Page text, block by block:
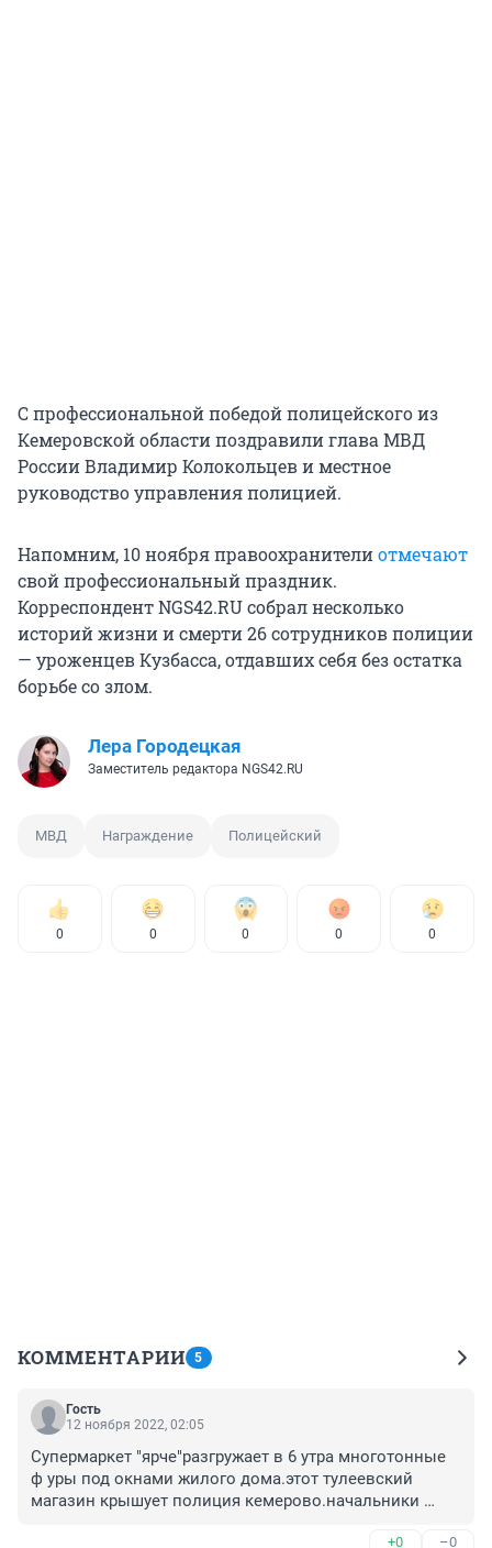
С профессиональной победой полицейского из
Кемеровской области поздравили глава МВД
России Владимир Колокольцев и местное
руководство управления полицией.
Напомним, 10 ноября правоохранителиотмечают
свой профессиональный праздник.
Корреспондент NGS42.RU собрал несколько
историй жизни и смерти 26 сотрудников полиции
— уроженцев Кузбасса, отдавших себя без остатка
борьбе со злом.
Лера Городецкая
Заместитель редактора NGS42.RU
МВД Награждение Полицейский
0 0 0 0 0
КОММЕНТАРИИ 5
Гость
12 ноября 2022, 02:05
Супермаркет "ярче"разгружает в 6 утра многотонные
ф уры под окнами жилого дома.этот тулеевский
магазин крышует полиция кемерово.начальники
+0 –0